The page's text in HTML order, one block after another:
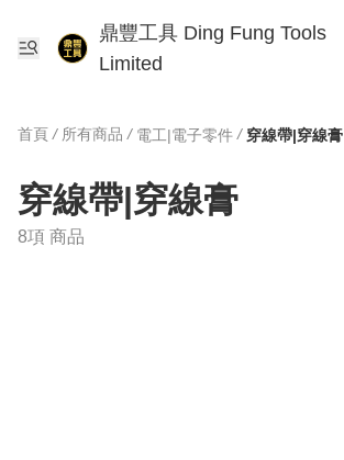
鼎豐工具 Ding Fung Tools
Limited
首頁 / 所有商品 / 電工|電子零件 / 穿線帶|穿線膏
穿線帶|穿線膏
8項 商品